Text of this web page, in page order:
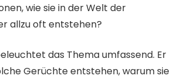
wie sie in der Welt der
allzu oft entstehen?
das Thema umfassend. Er
Gerüchte entstehen, warum sie